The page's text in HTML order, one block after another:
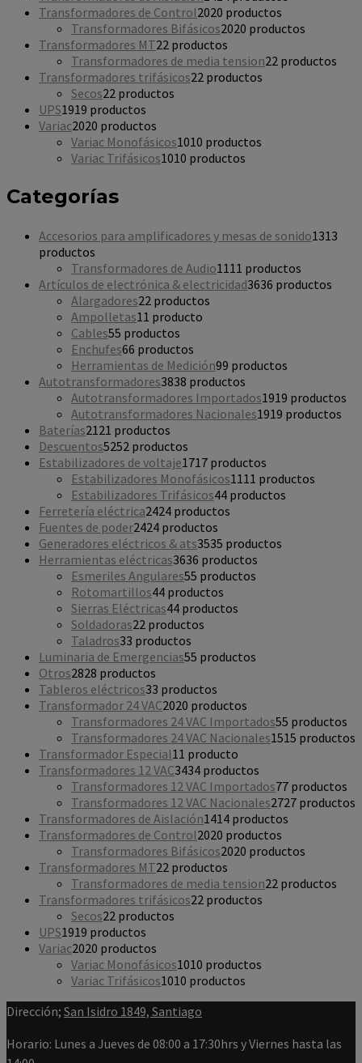
Transformadores de Control2020 productos
Transformadores Bifásicos2020 productos
Transformadores MT22 productos
Transformadores de media tension22 productos
Transformadores trifásicos22 productos
Secos22 productos
UPS1919 productos
Variac2020 productos
Variac Monofásicos1010 productos
Variac Trifásicos1010 productos
Categorías
Accesorios para amplificadores y mesas de sonido1313
productos
Transformadores de Audio11 11 productos
Artículos de electrónica & electricidad3636 productos
Alargadores22 productos
Ampolletas1 1 producto
Cables55 productos
Enchufes66 productos
Herramientas de Medición99 productos
Autotransformadores3838 productos
Autotransformadores Importados1919 productos
Autotransformadores Nacionales1919 productos
Baterías21 21 productos
Descuentos5252 productos
Estabilizadores de voltaje1717 productos
Estabilizadores Monofásicos11 11 productos
Estabilizadores Trifásicos44 productos
Ferretería eléctrica2424 productos
Fuentes de poder2424 productos
Generadores eléctricos & ats3535 productos
Herramientas eléctricas3636 productos
Esmeriles Angulares55 productos
Rotomartillos44 productos
Sierras Eléctricas44 productos
Soldadoras22 productos
Taladros33 productos
Luminaria de Emergencias55 productos
Otros2828 productos
Tableros eléctricos33 productos
Transformador 24 VAC2020 productos
Transformadores 24 VAC Importados55 productos
Transformadores 24 VAC Nacionales1515 productos
Transformador Especial1 1 producto
Transformadores 12 VAC3434 productos
Transformadores 12 VAC Importados77 productos
Transformadores 12 VAC Nacionales2727 productos
Transformadores de Aislación1414 productos
Transformadores de Control2020 productos
Transformadores Bifásicos2020 productos
Transformadores MT22 productos
Transformadores de media tension22 productos
Transformadores trifásicos22 productos
Secos22 productos
UPS1919 productos
Variac2020 productos
Variac Monofásicos1010 productos
Variac Trifásicos1010 productos
Dirección; San Isidro 1849, Santiago
Horario: Lunes a Jueves de 08:00 a 17:30hrs y Viernes hasta las